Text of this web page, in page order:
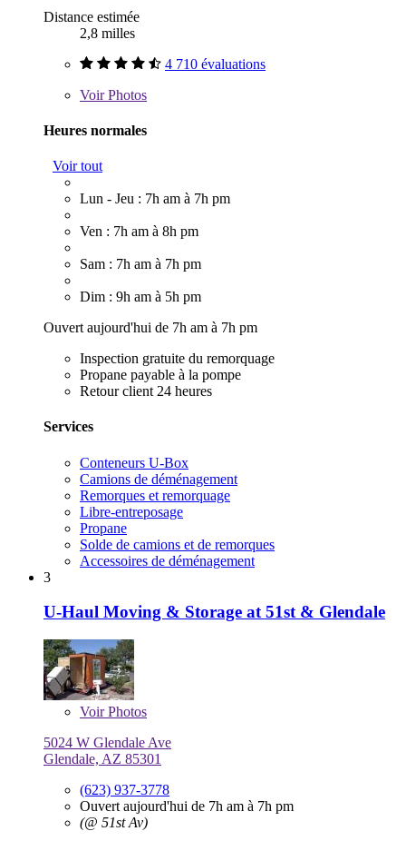
Distance estimée
2,8 milles
4 710 évaluations
VoirPhotos
Heures normales
Voir tout
Lun - Jeu : 7h am à 7h pm
Ven : 7h am à 8h pm
Sam : 7h am à 7h pm
Dim : 9h am à 5h pm
Ouvert aujourd'hui de 7h am à 7h pm
Inspection gratuite du remorquage
Propane payable à la pompe
Retour client 24 heures
Services
Conteneurs U-Box
Camions de déménagement
Remorques et remorquage
Libre-entreposage
Propane
Solde de camions et de remorques
Accessoires de déménagement
3
U-Haul Moving & Storage at 51st & Glendale
VoirPhotos
5024 W Glendale Ave
Glendale, AZ 85301
(623) 937-3778
Ouvert aujourd'hui de 7h am à 7h pm
(@ 51st Av)